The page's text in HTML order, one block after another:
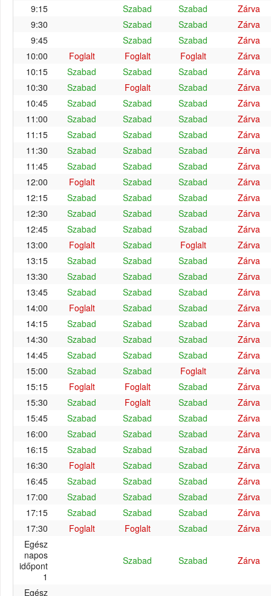
9:15
Szabad Szabad
Zárva
9:30
Szabad Szabad
Zárva
9:45
Szabad Szabad
Zárva
10:00
Foglalt Foglalt Foglalt
Zárva
10:15
Szabad Szabad Szabad
Zárva
10:30
Szabad Foglalt Szabad
Zárva
10:45
Szabad Szabad Szabad
Zárva
11:00
Szabad Szabad Szabad
Zárva
11:15
Szabad Szabad Szabad
Zárva
11:30
Szabad Szabad Szabad
Zárva
11:45
Szabad Szabad Szabad
Zárva
12:00
Foglalt Szabad Szabad
Zárva
12:15
Szabad Szabad Szabad
Zárva
12:30
Szabad Szabad Szabad
Zárva
12:45
Szabad Szabad Szabad
Zárva
13:00
Foglalt Szabad Foglalt
Zárva
13:15
Szabad Szabad Szabad
Zárva
13:30
Szabad Szabad Szabad
Zárva
13:45
Szabad Szabad Szabad
Zárva
14:00
Foglalt Szabad Szabad
Zárva
14:15
Szabad Szabad Szabad
Zárva
14:30
Szabad Szabad Szabad
Zárva
14:45
Szabad Szabad Szabad
Zárva
15:00
Szabad Szabad Foglalt
Zárva
15:15
Foglalt Foglalt Szabad
Zárva
15:30
Szabad Foglalt Szabad
Zárva
15:45
Szabad Szabad Szabad
Zárva
16:00
Szabad Szabad Szabad
Zárva
16:15
Szabad Szabad Szabad
Zárva
16:30
Foglalt Szabad Szabad
Zárva
16:45
Szabad Szabad Szabad
Zárva
17:00
Szabad Szabad Szabad
Zárva
17:15
Szabad Szabad Szabad
Zárva
17:30
Foglalt Foglalt Szabad
Zárva
Egész
napos
időpont
1
Szabad Szabad Zárva
Egész